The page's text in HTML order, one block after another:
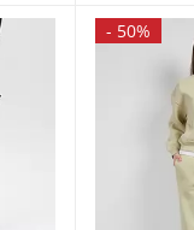
- 50%